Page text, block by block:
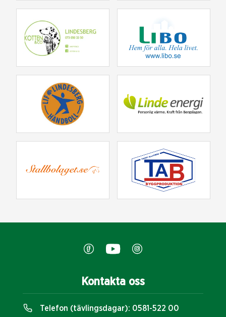
Kontakta oss
Telefon (tävlingsdagar): 0581-522 00